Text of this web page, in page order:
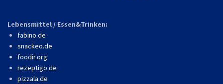
Lebensmittel / Essen&Trinken:
fabino.de
snackeo.de
foodir.org
rezeptigo.de
pizzala.de